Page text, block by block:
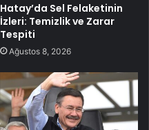
Hatay’da Sel Felaketinin
İzleri: Temizlik ve Zarar
Tespiti
Ağustos 8, 2026